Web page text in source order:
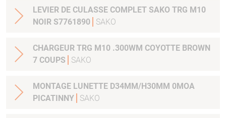
LEVIER DE CULASSE COMPLET SAKO TRG M10
NOIR S7761890
SAKO
CHARGEUR TRG M10 .300WM COYOTTE BROWN
7 COUPS
SAKO
MONTAGE LUNETTE D34MM/H30MM 0MOA
PICATINNY
SAKO